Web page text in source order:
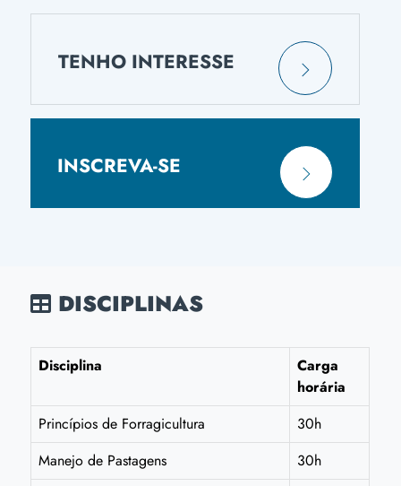
TENHO INTERESSE
INSCREVA-SE
DISCIPLINAS
Disciplina
Carga
horária
Princípios de Forragicultura
30h
Manejo de Pastagens
30h